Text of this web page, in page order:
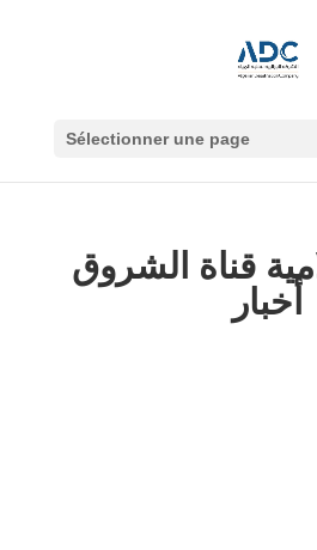
Sélectionner une page
قناة الشروق
أخبار